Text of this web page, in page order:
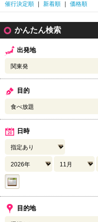
催行決定順
新着順 価格順
かんたん検索
出発地
目的
日時
目的地